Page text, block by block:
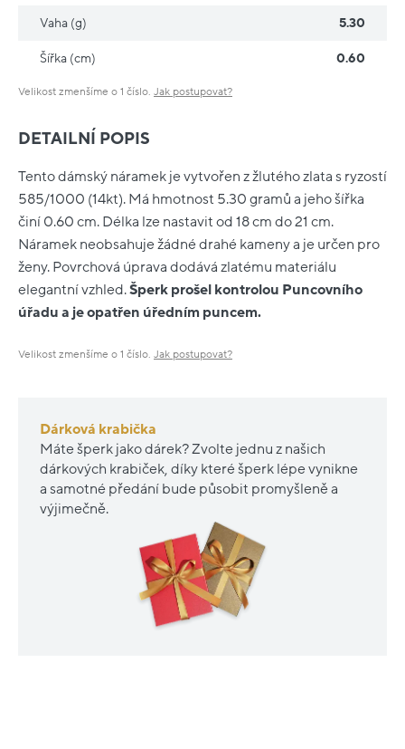
DETAILNÍ POPIS
Tento dámský náramek je vytvořen z žlutého zlata s ryzostí
585/1000 (14kt). Má hmotnost 5.30 gramů a jeho šířka
činí 0.60 cm. Délka lze nastavit od 18 cm do 21 cm.
Náramek neobsahuje žádné drahé kameny a je určen pro
ženy. Povrchová úprava dodává zlatému materiálu
elegantní vzhled.Šperk prošel kontrolou Puncovního
úřadu a je opatřen úředním puncem.
Velikost zmenšíme o 1 číslo. Jak postupovat?
Dárková krabička
Máte šperk jako dárek? Zvolte jednu z našich
dárkových krabiček, díky které šperk lépe vynikne
a samotné předání bude působit promyšleně a
výjimečně.
Vaha (g) 5.30
Šířka (cm) 0.60
Velikost zmenšíme o 1 číslo. Jak postupovat?